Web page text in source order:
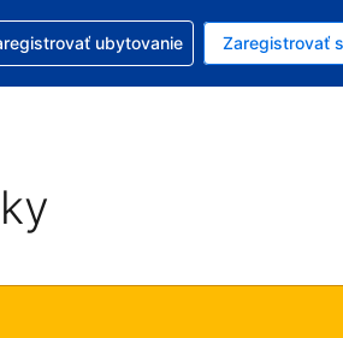
máte zvolenú menu EUR
máte zvolený jazyk V
pomoc s rezerváciou
ubytovanie Zaregistrovať